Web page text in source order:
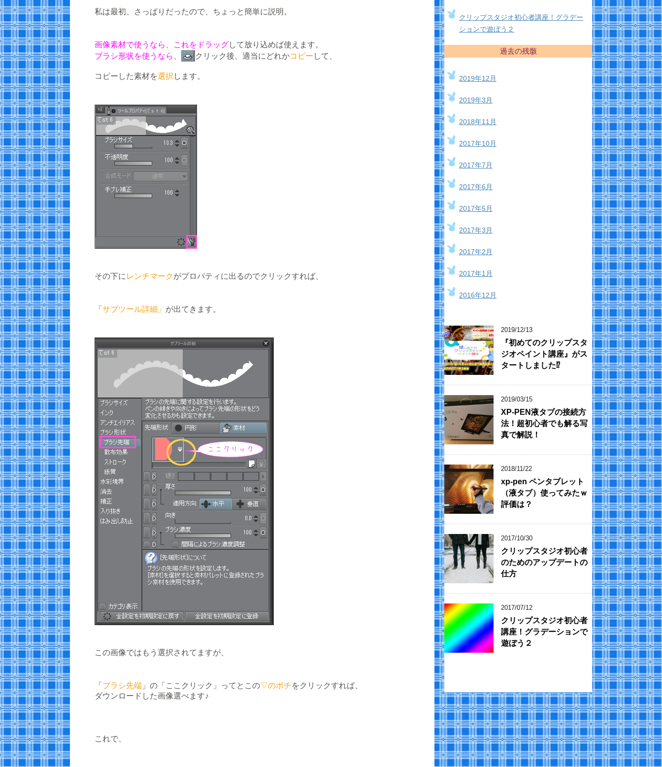
私は最初、さっぱりだったので、ちょっと簡単に説明。
画像素材で使うなら、これをドラッグして放り込めば使えます。
ブラシ形状を使うなら
クリック後、適当にどれかコピー して、
コピーした素材を選択 します。
その下に レンチマークがプロパティに出るのでクリックすれば、
「 サブツール詳細」 が出てきます。
この画像ではもう選択されてますが、
「 ブラシ先端 」の「ここクリック」ってとこの▽のポチをクリックすれば、
ダウンロードした画像選べます♪
これで、
クリップスタジオ初心者講座！グラデー
ションで遊ぼう２
過去の残骸
2019年12月
2019年3月
2018年11月
2017年10月
2017年7月
2017年6月
2017年5月
2017年3月
2017年2月
2017年1月
2016年12月
2019/12/13
『初めてのクリップスタ
ジオペイント講座』がス
タートしました⁉
2019/03/15
XP-PEN液タブの接続方
法！超初心者でも解る写
真で解説！
2018/11/22
xp-pen ペンタブレット
（液タブ）使ってみたｗ
評価は？
2017/10/30
クリップスタジオ初心者
のためのアップデートの
仕方
2017/07/12
クリップスタジオ初心者
講座！グラデーションで
遊ぼう２